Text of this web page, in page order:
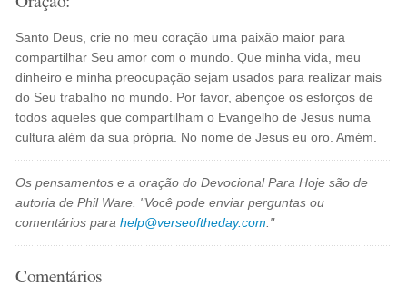
Santo Deus, crie no meu coração uma paixão maior para
compartilhar Seu amor com o mundo. Que minha vida, meu
dinheiro e minha preocupação sejam usados para realizar mais
do Seu trabalho no mundo. Por favor, abençoe os esforços de
todos aqueles que compartilham o Evangelho de Jesus numa
cultura além da sua própria. No nome de Jesus eu oro. Amém.
Os pensamentos e a oração do Devocional Para Hoje são de
autoria de Phil Ware. "Você pode enviar perguntas ou
comentários parahelp@verseoftheday.com ."
Comentários